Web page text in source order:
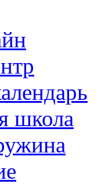
школа